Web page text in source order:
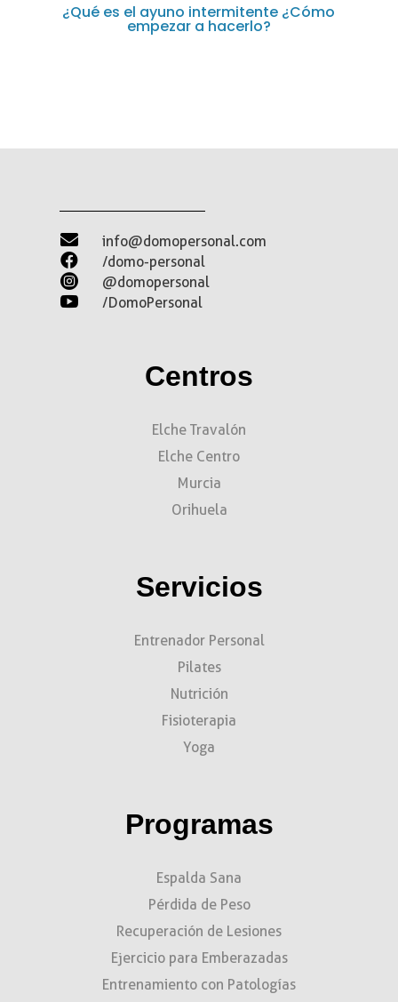
¿Qué es el ayuno intermitente ¿Cómo
empezar a hacerlo?
 info@domopersonal.com
 /domo-personal
 @domopersonal
 /DomoPersonal
Centros
Elche Travalón
Elche Centro
Murcia
Orihuela
Servicios
Entrenador Personal
Pilates
Nutrición
Fisioterapia
Yoga
Programas
Espalda Sana
Pérdida de Peso
Recuperación de Lesiones
Ejercicio para Emberazadas
Entrenamiento con Patologías